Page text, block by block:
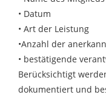
• Datum
• Art der Leistung
•Anzahl der
• bestätigende
Berücksichtigt
dokumentiert und